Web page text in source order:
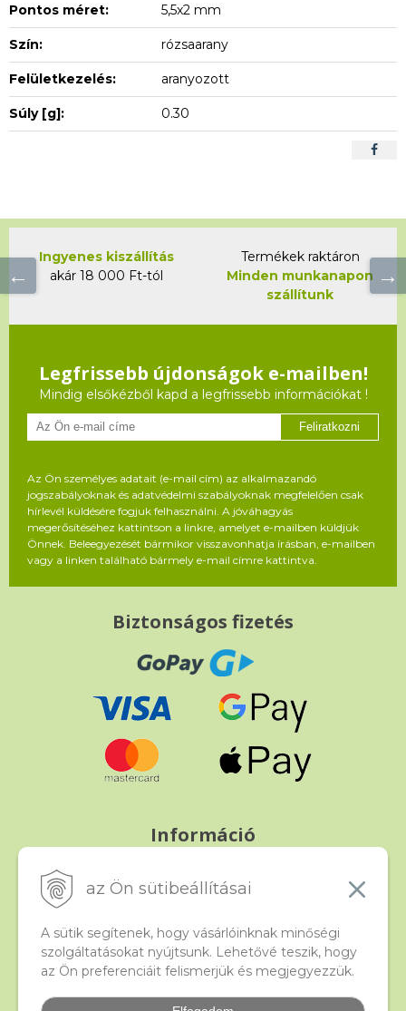
az Ön sütibeállításai
A sütik segítenek, hogy vásárlóinknak minőségi
szolgáltatásokat nyújtsunk. Lehetővé teszik, hogy
az Ön preferenciáit felismerjük és megjegyezzük.
Pontos méret: 5,5x2 mm
Szín: rózsaarany
Felületkezelés: aranyozott
Súly [g]: 0.30
Ingyenes kiszállítás
akár 18 000 Ft-tól
Termékek raktáron
Minden munkanapon
szállítunk
Legfrissebb újdonságok e-mailben!
Mindig elsőkézből kapd a legfrissebb információkat !
Feliratkozni
Az Ön személyes adatait (e-mail cím) az alkalmazandó
jogszabályoknak és adatvédelmi szabályoknak megfelelően csak
hírlevél küldésére fogjuk felhasználni. A jóváhagyás
megerősítéséhez kattintson a linkre, amelyet e-mailben küldjük
Önnek. Beleegyezését bármikor visszavonhatja írásban, e-mailben
vagy a linken található bármely e-mail címre kattintva.
Biztonságos fizetés
Információ
Panasz, árucsere és visszáru
Beado
Kapcsolat